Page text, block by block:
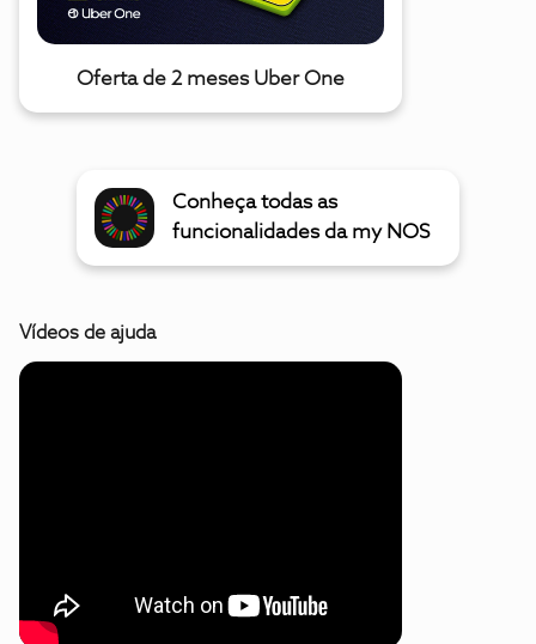
Oferta de 2 meses Uber One
Conheça todas as
funcionalidades da my NOS
Vídeos de ajuda